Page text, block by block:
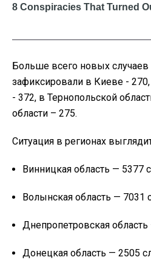
Больше всего новых
зафиксировали в Киеве -
- 372, в Тернопольской
области – 275.
Ситуация в регионах
Винницкая область — 5377
Волынская область — 7031
Днепропетровская
Донецкая область — 2505